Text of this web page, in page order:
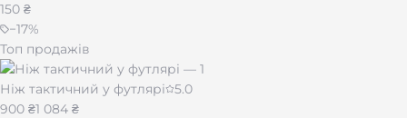
150 ₴
−17%
Топ продажів
Ніж тактичний у футлярі
5.0
900 ₴1 084 ₴